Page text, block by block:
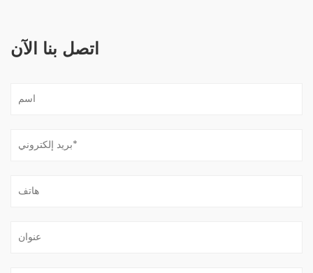
اتصل بنا الآن